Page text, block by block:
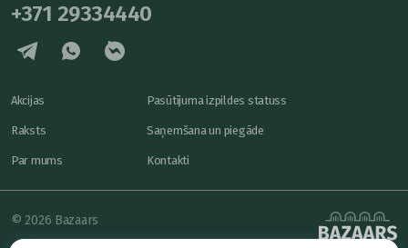
+371 29334440
Akcijas
Raksts
Par mums
Pasūtījuma izpildes statuss
Saņemšana un piegāde
Kontakti
© 2026 Bazaars